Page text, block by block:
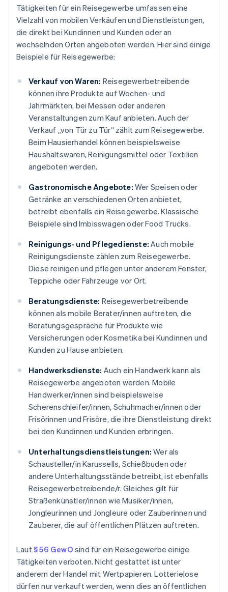
Tätigkeiten für ein Reisegewerbe umfassen eine
Vielzahl von mobilen Verkäufen und Dienstleistungen,
die direkt bei Kundinnen und Kunden oder an
wechselnden Orten angeboten werden. Hier sind einige
Beispiele für Reisegewerbe:
Verkauf von Waren: Reisegewerbetreibende
können ihre Produkte auf Wochen- und
Jahrmärkten, bei Messen oder anderen
Veranstaltungen zum Kauf anbieten. Auch der
Verkauf „von Tür zu Tür“ zählt zum Reisegewerbe.
Beim Hausierhandel können beispielsweise
Haushaltswaren, Reinigungsmittel oder Textilien
angeboten werden.
Gastronomische Angebote: Wer Speisen oder
Getränke an verschiedenen Orten anbietet,
betreibt ebenfalls ein Reisegewerbe. Klassische
Beispiele sind Imbisswagen oder Food Trucks.
Reinigungs- und Pflegedienste: Auch mobile
Reinigungsdienste zählen zum Reisegewerbe.
Diese reinigen und pflegen unter anderem Fenster,
Teppiche oder Fahrzeuge vor Ort.
Beratungsdienste: Reisegewerbetreibende
können als mobile Berater/innen auftreten, die
Beratungsgespräche für Produkte wie
Versicherungen oder Kosmetika bei Kundinnen und
Kunden zu Hause anbieten.
Handwerksdienste: Auch ein Handwerk kann als
Reisegewerbe angeboten werden. Mobile
Handwerker/innen sind beispielsweise
Scherenschleifer/innen, Schuhmacher/innen oder
Frisörinnen und Frisöre, die ihre Dienstleistung direkt
bei den Kundinnen und Kunden erbringen.
Unterhaltungsdienstleistungen: Wer als
Schausteller/in Karussells, Schießbuden oder
andere Unterhaltungsstände betreibt, ist ebenfalls
Reisegewerbetreibende/r. Gleiches gilt für
Straßenkünstler/innen wie Musiker/innen,
Jongleurinnen und Jongleure oder Zauberinnen und
Zauberer, die auf öffentlichen Plätzen auftreten.
Laut§ 56 GewO sind für ein Reisegewerbe einige
Tätigkeiten verboten. Nicht gestattet ist unter
anderem der Handel mit Wertpapieren. Lotterielose
dürfen nur verkauft werden, wenn dies an öffentlichen